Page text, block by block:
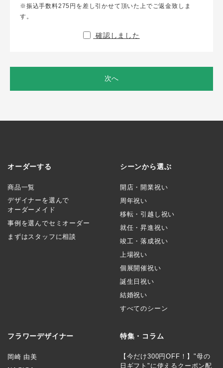
※振込手数料275円を差し引かせて頂いた上でご返金致しま
す。
確認しました
次へ
オーダーする
商品一覧
デザイナーを選んで
オーダーメイド
事例を選んでセミオーダー
まずはスタッフに相談
シーンから選ぶ
開店・開業祝い
周年祝い
移転・引越し祝い
就任・昇進祝い
竣工・落成祝い
上場祝い
個展開催祝い
誕生日祝い
結婚祝い
すべてのシーン
フラワーデザイナー
岡崎 由美
特集・コラム
【今だけ300円OFF！】"母の
日ギフト"に使えるクーポン配